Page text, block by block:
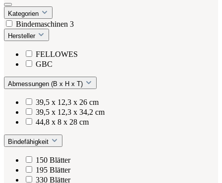
Kategorien
Bindemaschinen 3
Hersteller
FELLOWES
GBC
Abmessungen (B x H x T)
39,5 x 12,3 x 26 cm
39,5 x 12,3 x 34,2 cm
44,8 x 8 x 28 cm
Bindefähigkeit
150 Blätter
195 Blätter
330 Blätter